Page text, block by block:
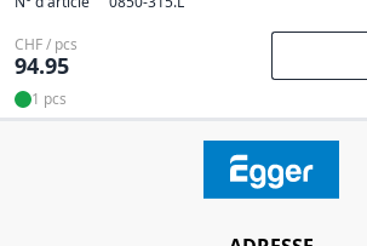
CHF / pcs
94.95
1 pcs